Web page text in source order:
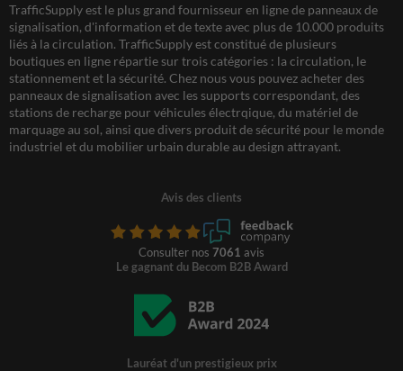
TrafficSupply est le plus grand fournisseur en ligne de panneaux de
signalisation, d'information et de texte avec plus de 10.000 produits
liés à la circulation. TrafficSupply est constitué de plusieurs
boutiques en ligne répartie sur trois catégories : la circulation, le
stationnement et la sécurité. Chez nous vous pouvez acheter des
panneaux de signalisation avec les supports correspondant, des
stations de recharge pour véhicules électrqique, du matériel de
marquage au sol, ainsi que divers produit de sécurité pour le monde
industriel et du mobilier urbain durable au design attrayant.
Avis des clients
Consulter nos 7061 avis
Le gagnant du Becom B2B Award
Lauréat d'un prestigieux prix